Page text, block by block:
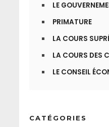
LE
PRIMATURE
LA COURS
LA COURS DES
LE CONSEIL
CATÉGORIES